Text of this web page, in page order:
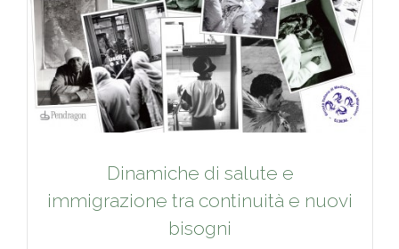
Dinamiche di salute e
immigrazione tra continuità e nuovi
bisogni